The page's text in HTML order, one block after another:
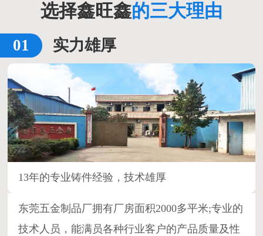
选择鑫旺鑫的三大理由
实力雄厚
13年的专业铸件经验，技术雄厚
东莞五金制品厂拥有厂房面积2000多平米;专业的
技术人员，能满员各种行业客户的产品质量及性